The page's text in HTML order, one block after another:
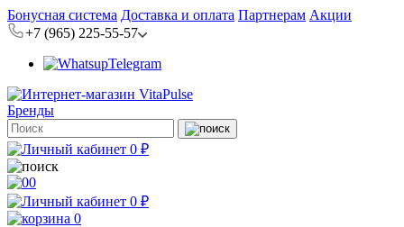
Бонусная система Доставка и оплата Партнерам Акции
+7 (965) 225-55-57
Telegram
Бренды
0 ₽
0
0 ₽
0